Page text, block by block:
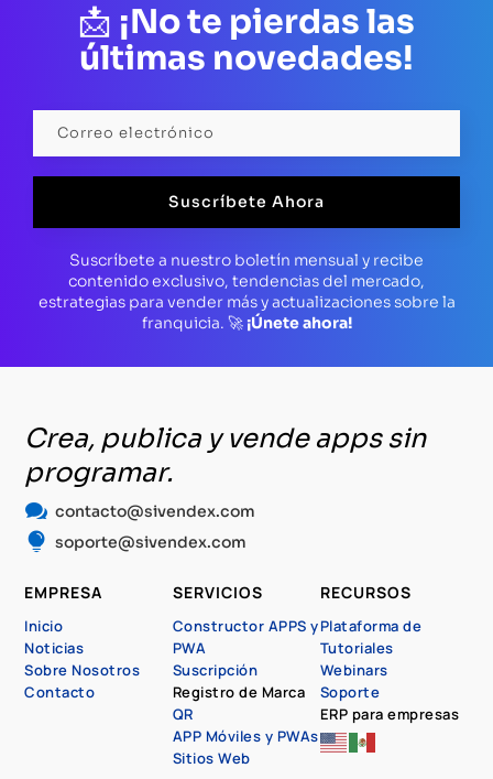
📩 ¡No te pierdas las
últimas novedades!
Suscríbete Ahora
Suscríbete a nuestro boletín mensual y recibe
contenido exclusivo, tendencias del mercado,
estrategias para vender más y actualizaciones sobre la
franquicia. 🚀 ¡Únete ahora!
Crea, publica y vende apps sin
programar.
 contacto@sivendex.com
 soporte@sivendex.com
EMPRESA
Inicio
Noticias
Sobre Nosotros
Contacto
SERVICIOS
Constructor APPS y
PWA
Suscripción
Registro de Marca
QR
APP Móviles y PWAs
Sitios Web
RECURSOS
Plataforma de
Tutoriales
Webinars
Soporte
ERP para empresas